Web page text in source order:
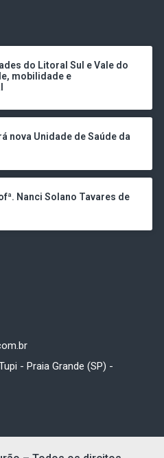
do Litoral Sul e Vale do
mobilidade e
nova Unidade de Saúde da
Nanci Solano Tavares de
- Praia Grande (SP) -